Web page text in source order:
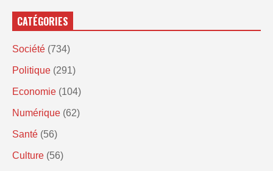
CATÉGORIES
Société (734)
Politique (291)
Economie (104)
Numérique (62)
Santé (56)
Culture (56)